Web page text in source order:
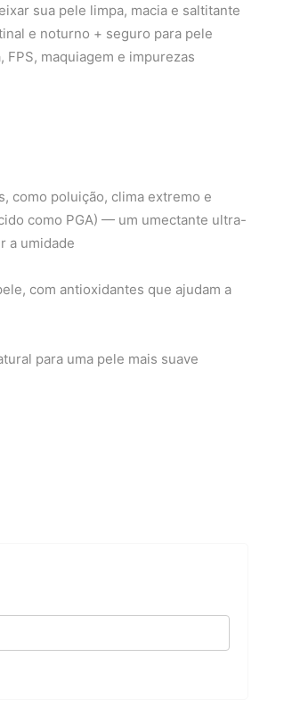
sua pele limpa, macia e saltitante
e noturno + seguro para pele
maquiagem e impurezas
como poluição, clima extremo e
como PGA) — um umectante ultra-
a umidade
com antioxidantes que ajudam a
para uma pele mais suave